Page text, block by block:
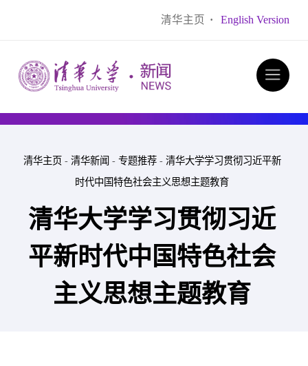
清华主页 · English Version
清华主页 - 清华新闻 - 专题推荐- 清华大学学习贯彻习近平新
时代中国特色社会主义思想主题教育
清华大学学习贯彻习近
平新时代中国特色社会
主义思想主题教育